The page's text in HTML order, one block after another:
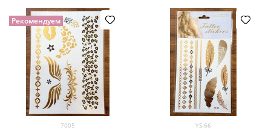
Рекомендуем
7005 YS-66